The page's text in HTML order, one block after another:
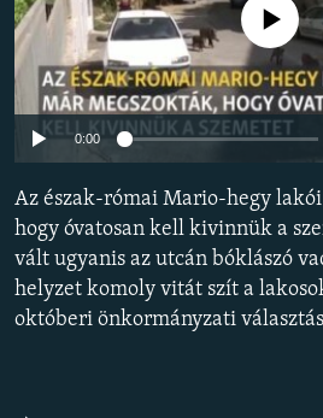
EURÓPAI UNIÓ
VILÁG
KLÍMAVÁLTOZÁS
A MÚLT TANULSÁGAI
KÖVESSEN MINKET!
Valamennyi RFE/RL weboldal
Jelenleg nincs
0:00
Az észak-római Mario-hegy
hogy óvatosan kell kivinnük a
vált ugyanis az utcán bóklászó
helyzet komoly vitát szít a
októberi önkormányzati